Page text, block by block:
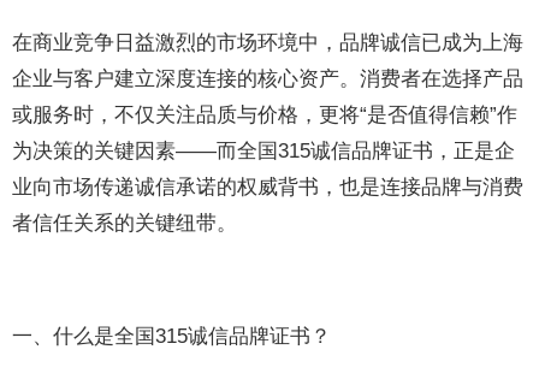
在商业竞争日益激烈的市场环境中，品牌诚信已成为上海
企业与客户建立深度连接的核心资产。消费者在选择产品
或服务时，不仅关注品质与价格，更将“是否值得信赖”作
为决策的关键因素——而全国315诚信品牌证书，正是企
业向市场传递诚信承诺的权威背书，也是连接品牌与消费
者信任关系的关键纽带。
一、什么是全国315诚信品牌证书？